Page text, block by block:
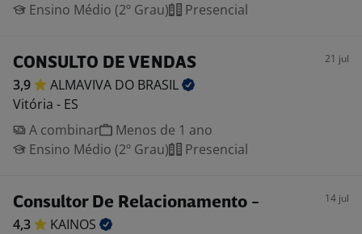
Ensino Médio (2º Grau)
Presencial
CONSULTO DE VENDAS 21 jul
3,9 ALMAVIVA DO BRASIL
Vitória - ES
A combinar
Menos de 1 ano
Ensino Médio (2º Grau)
Presencial
Consultor De Relacionamento - 14 jul
4,3
KAINOS